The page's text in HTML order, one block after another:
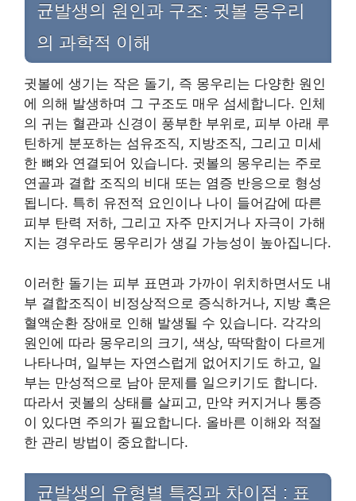
균발생의 원인과 구조: 귓볼 몽우리
의 과학적 이해
귓볼에 생기는 작은 돌기, 즉 몽우리는 다양한 원인
에 의해 발생하며 그 구조도 매우 섬세합니다. 인체
의 귀는 혈관과 신경이 풍부한 부위로, 피부 아래 루
틴하게 분포하는 섬유조직, 지방조직, 그리고 미세
한 뼈와 연결되어 있습니다. 귓볼의 몽우리는 주로
연골과 결합 조직의 비대 또는 염증 반응으로 형성
됩니다. 특히 유전적 요인이나 나이 들어감에 따른
피부 탄력 저하, 그리고 자주 만지거나 자극이 가해
지는 경우라도 몽우리가 생길 가능성이 높아집니다.
이러한 돌기는 피부 표면과 가까이 위치하면서도 내
부 결합조직이 비정상적으로 증식하거나, 지방 혹은
혈액순환 장애로 인해 발생될 수 있습니다. 각각의
원인에 따라 몽우리의 크기, 색상, 딱딱함이 다르게
나타나며, 일부는 자연스럽게 없어지기도 하고, 일
부는 만성적으로 남아 문제를 일으키기도 합니다.
따라서 귓볼의 상태를 살피고, 만약 커지거나 통증
이 있다면 주의가 필요합니다. 올바른 이해와 적절
한 관리 방법이 중요합니다.
균발생의 유형별 특징과 차이점 : 표